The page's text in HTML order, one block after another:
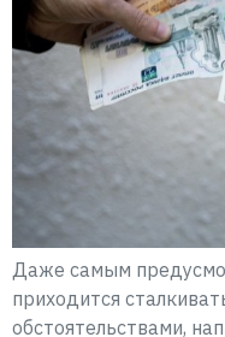
Даже самым
приходится
обстоятельствами,